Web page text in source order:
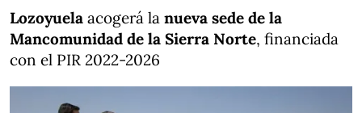
Lozoyuela acogerá la nueva sede de la
Mancomunidad de la Sierra Norte, financiada
con el PIR 2022-2026